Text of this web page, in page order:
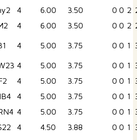
4 6.00 3.50 0 0 2
4 6.00 3.50 0 0 2
4 5.00 3.75 0 0 1
4 5.00 3.75 0 0 1
4 5.00 3.75 0 0 1
4 5.00 3.75 0 0 1
4 5.00 3.75 0 0 1
4 4.50 3.88 0 0 1